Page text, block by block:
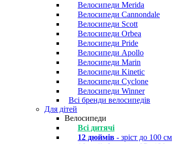
Велосипеди Merida
Велосипеди Cannondale
Велосипеди Scott
Велосипеди Orbea
Велосипеди Pride
Велосипеди Apollo
Велосипеди Marin
Велосипеди Kinetic
Велосипеди Cyclone
Велосипеди Winner
Всі бренди велосипедів
Для дітей
Велосипеди
Всі дитячі
12 дюймів - зріст до 100 см